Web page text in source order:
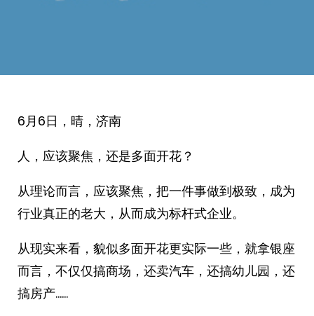
6月6日，晴，济南
人，应该聚焦，还是多面开花？
从理论而言，应该聚焦，把一件事做到极致，成为
行业真正的老大，从而成为标杆式企业。
从现实来看，貌似多面开花更实际一些，就拿银座
而言，不仅仅搞商场，还卖汽车，还搞幼儿园，还
搞房产……